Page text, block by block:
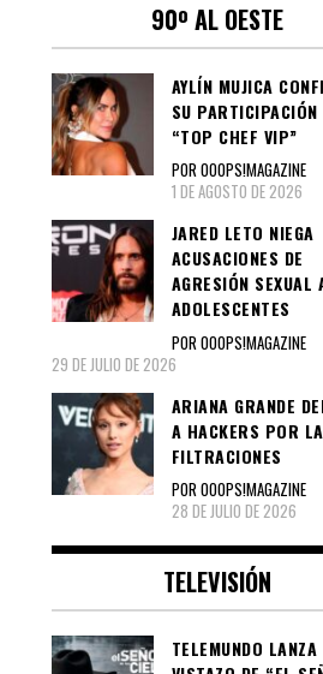
90º AL OESTE
AYLÍN MUJICA
SU PARTICIPACIÓN
“TOP CHEF VIP”
POR OOOPS!MAGAZINE
1 DE AGOSTO DE 2026
JARED LETO NIEGA
ACUSACIONES DE
AGRESIÓN SEXUAL
ADOLESCENTES
POR OOOPS!MAGAZINE
29 DE JULIO DE 2026
ARIANA GRANDE
A HACKERS POR
FILTRACIONES
POR OOOPS!MAGAZINE
28 DE JULIO DE 2026
TELEVISIÓN
TELEMUNDO